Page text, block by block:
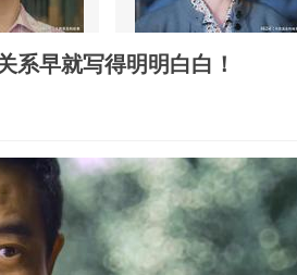
系早就写得明明白白！